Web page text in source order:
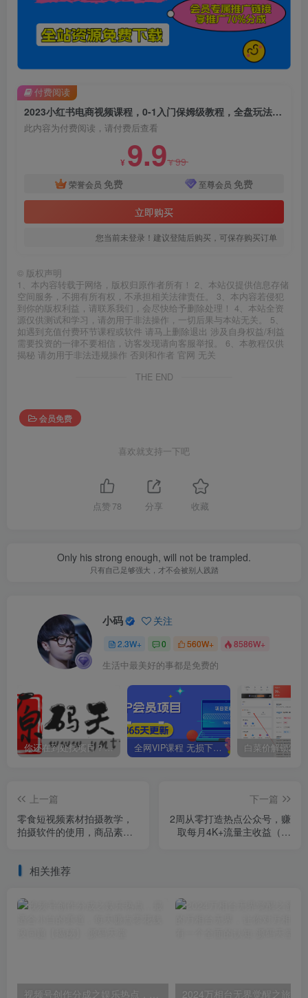
2023小红书电商视频课程，0-1入门保姆级教程，全盘玩法小白也能做到月入2w+
此内容为付费阅读，请付费后查看
¥ 9.9¥99
荣誉会员 免费 至尊会员 免费
立即购买
您当前未登录！建议登陆后购买，可保存购买订单
付费阅读
© 版权声明
1、本内容转载于网络，版权归原作者所有！ 2、本站仅提供信息存储
空间服务，不拥有所有权，不承担相关法律责任。 3、本内容若侵犯
到你的版权利益，请联系我们，会尽快给予删除处理！ 4、本站全资
源仅供测试和学习，请勿用于非法操作，一切后果与本站无关。 5、
如遇到充值付费环节课程或软件 请马上删除退出 涉及自身权益/利益
需要投资的一律不要相信，访客发现请向客服举报。 6、本教程仅供
揭秘 请勿用于非法违规操作 否则和作者 官网 无关
THE END
会员免费
喜欢就支持一下吧
点赞 78 分享 收藏
Only his strong enough, will not be trampled.
只有自己足够强大，才不会被别人践踏
小码 关注
2.3W+ 0 560W+ 8586W+
生活中最美好的事都是免费的
你还在到处找项目？还在当韭菜？我靠卖项目一个月收入5万+，曾经我也是个失败者。 全网VIP课程 无损下载~
上一篇
零食短视频素材拍摄教学，​
拍摄软件的使用，商品素材
下一篇
2周从零打造热点公众号，赚
取每月4K+流量主收益（工
相关推荐
视频号创作分成之娱乐热点，最适合小白的赛道，每天赚点零花钱没问题【揭秘】